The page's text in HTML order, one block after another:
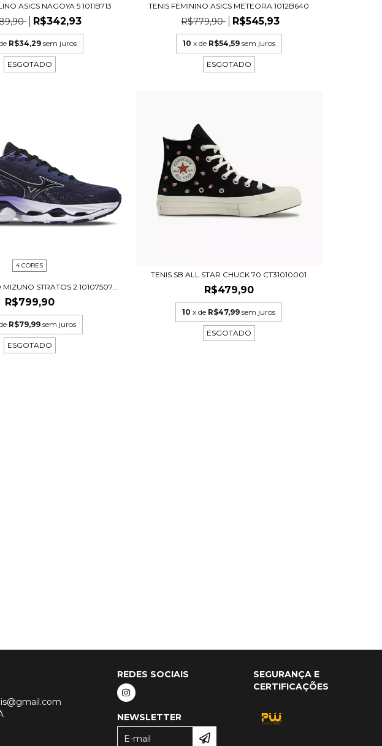
ASICS NAGOYA 5 1011B713
R$342,93
R$34,29 sem juros
ESGOTADO
TENIS FEMININO ASICS METEORA 1012B640
R$779,90 R$545,93
10 x de R$54,59 sem juros
ESGOTADO
4 CORES
MIZUNO STRATOS 2 10107507...
R$799,90
R$79,99 sem juros
ESGOTADO
TENIS SB ALL STAR CHUCK 70 CT31010001
R$479,90
10 x de R$47,99 sem juros
ESGOTADO
REDES SOCIAIS
NEWSLETTER
SEGURANÇA E
CERTIFICAÇÕES